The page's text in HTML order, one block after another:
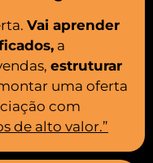
Vai aprender
a
estruturar
uma oferta
com
de alto valor.”